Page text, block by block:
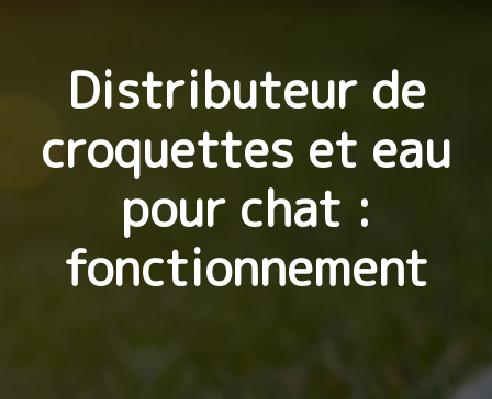
Distributeur de
croquettes et eau
pour chat :
fonctionnement